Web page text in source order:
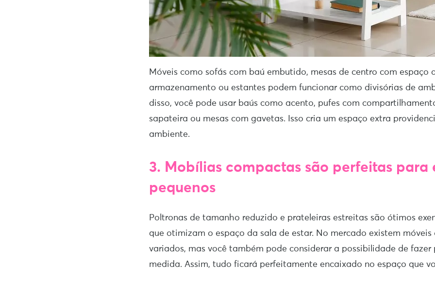
Móveis como sofás com baú embutido, mesas de centro com espaço
armazenamento ou estantes podem funcionar como divisórias de
disso, você pode usar baús como acento, pufes com
sapateira ou mesas com gavetas. Isso cria um espaço extra
ambiente.
3. Mobílias compactas são perfeitas para
pequenos
Poltronas de tamanho reduzido e prateleiras estreitas são ótimos
que otimizam o espaço da sala de estar. No mercado existem móveis
variados, mas você também pode considerar a possibilidade de fazer
medida. Assim, tudo ficará perfeitamente encaixado no espaço que